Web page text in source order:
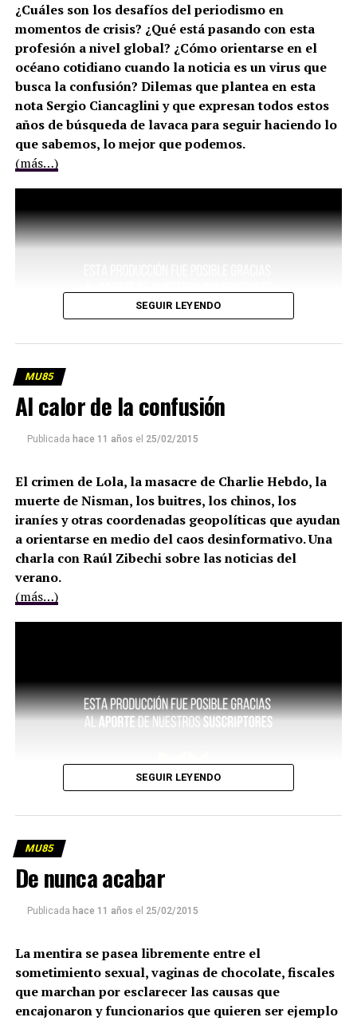
¿Cuáles son los desafíos del periodismo en
momentos de crisis? ¿Qué está pasando con esta
profesión a nivel global? ¿Cómo orientarse en el
océano cotidiano cuando la noticia es un virus que
busca la confusión? Dilemas que plantea en esta
nota Sergio Ciancaglini y que expresan todos estos
años de búsqueda de lavaca para seguir haciendo lo
que sabemos, lo mejor que podemos.
(más…)
SEGUIR LEYENDO
MU85
Al calor de la confusión
Publicada hace 11 años el 25/02/2015
El crimen de Lola, la masacre de Charlie Hebdo, la
muerte de Nisman, los buitres, los chinos, los
iraníes y otras coordenadas geopolíticas que ayudan
a orientarse en medio del caos desinformativo. Una
charla con Raúl Zibechi sobre las noticias del
verano.
(más…)
SEGUIR LEYENDO
MU85
De nunca acabar
Publicada hace 11 años el 25/02/2015
La mentira se pasea libremente entre el
sometimiento sexual, vaginas de chocolate, fiscales
que marchan por esclarecer las causas que
encajonaron y funcionarios que quieren ser ejemplo